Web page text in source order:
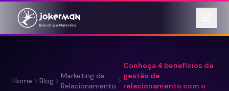
Home Blog
Marketing de
Relacionamento
Conheça 4 benefícios da
gestão de
relacionamento com o